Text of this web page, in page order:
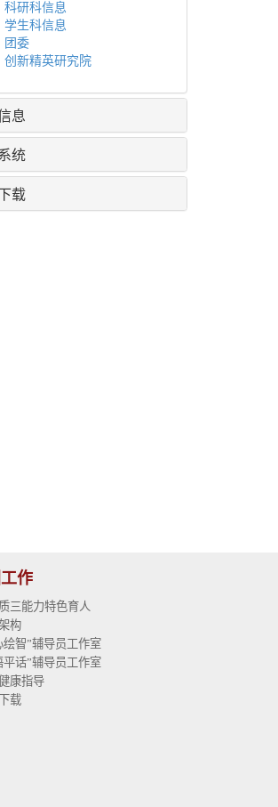
科研科信息
学生科信息
团委
创新精英研究院
息
统
载
作
三能力特色育人
构
绘智”辅导员工作室
平话”辅导员工作室
康指导
载